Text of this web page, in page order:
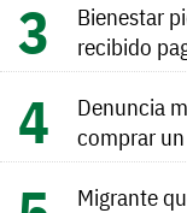
Bienestar
recibido
Denuncia
comprar
Migrante